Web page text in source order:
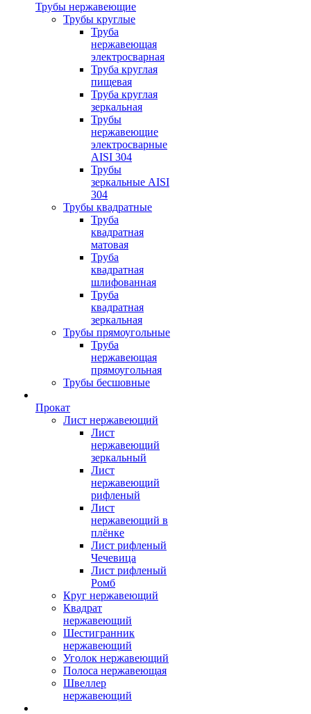
Трубы нержавеющие
Трубы круглые
Труба
нержавеющая
электросварная
Труба круглая
пищевая
Труба круглая
зеркальная
Трубы
нержавеющие
электросварные
AISI 304
Трубы
зеркальные AISI
304
Трубы квадратные
Труба
квадратная
матовая
Труба
квадратная
шлифованная
Труба
квадратная
зеркальная
Трубы прямоугольные
Труба
нержавеющая
прямоугольная
Трубы бесшовные
Прокат
Лист нержавеющий
Лист
нержавеющий
зеркальный
Лист
нержавеющий
рифленый
Лист
нержавеющий в
плёнке
Лист рифленый
Чечевица
Лист рифленый
Ромб
Круг нержавеющий
Квадрат
нержавеющий
Шестигранник
нержавеющий
Уголок нержавеющий
Полоса нержавеющая
Швеллер
нержавеющий